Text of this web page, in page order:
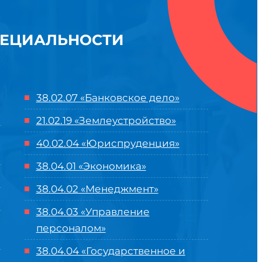
38.02.07 «Банковское дело»
21.02.19 «Землеустройство»
40.02.04 «Юриспруденция»
38.04.01 «Экономика»
38.04.02 «Менеджмент»
38.04.03 «Управление
персоналом»
38.04.04 «Государственное и